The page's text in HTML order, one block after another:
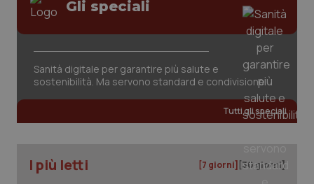
Gli speciali
Sanità digitale per garantire più salute e
sostenibilità. Ma servono standard e condivisione
Tutti gli speciali
I più letti [7 giorni] [30 giorni]
www.quotidianosanita.it
tracking-sites-ironfish-
www.quotidianosanita.it